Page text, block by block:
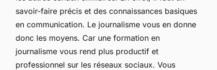
savoir-faire précis et des connaissances basiques
en communication. Le journalisme vous en donne
donc les moyens. Car une formation en
journalisme vous rend plus productif et
professionnel sur les réseaux sociaux. Vous